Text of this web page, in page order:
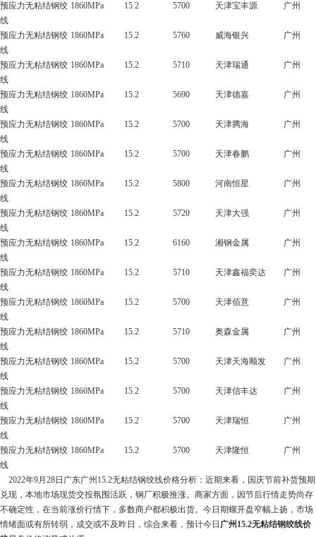
预应力无粘结钢绞
线
1860MPa 15.2 5700 天津宝丰源 广州
预应力无粘结钢绞
线
1860MPa 15.2 5760 威海银兴 广州
预应力无粘结钢绞
线
1860MPa 15.2 5710 天津瑞通 广州
预应力无粘结钢绞
线
1860MPa 15.2 5690 天津德嘉 广州
预应力无粘结钢绞
线
1860MPa 15.2 5700 天津腾海 广州
预应力无粘结钢绞
线
1860MPa 15.2 5700 天津春鹏 广州
预应力无粘结钢绞
线
1860MPa 15.2 5800 河南恒星 广州
预应力无粘结钢绞
线
1860MPa 15.2 5720 天津大强 广州
预应力无粘结钢绞
线
1860MPa 15.2 6160 湘钢金属 广州
预应力无粘结钢绞
线
1860MPa 15.2 5710 天津鑫福奕达 广州
预应力无粘结钢绞
线
1860MPa 15.2 5700 天津佰意 广州
预应力无粘结钢绞
线
1860MPa 15.2 5710 奥森金属 广州
预应力无粘结钢绞
线
1860MPa 15.2 5700 天津天海顺发 广州
预应力无粘结钢绞
线
1860MPa 15.2 5700 天津信丰达 广州
预应力无粘结钢绞
线
1860MPa 15.2 5700 天津瑞恒 广州
预应力无粘结钢绞
线
1860MPa 15.2 5700 天津隆恒 广州
2022年9月28日广东广州15.2无粘结钢绞线价格分析：近期来看，国庆节前补货预期
兑现，本地市场现货交投氛围活跃，钢厂积极推涨。商家方面，因节后行情走势尚存
不确定性，在当前涨价行情下，多数商户都积极出货。今日期螺开盘窄幅上扬，市场
情绪面或有所转弱，成交或不及昨日，综合来看，预计今日 广州15.2无粘结钢绞线价